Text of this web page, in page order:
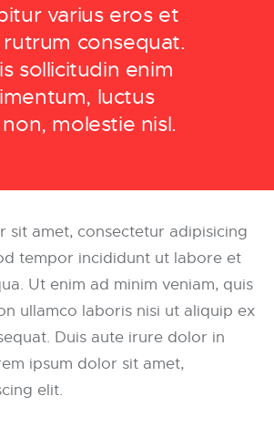
varius eros et
rutrum consequat.
sollicitudin enim
luctus
molestie nisl.
sit amet, consectetur adipisicing
tempor incididunt ut labore et
Ut enim ad minim veniam, quis
ullamco laboris nisi ut aliquip ex
Duis aute irure dolor in
ipsum dolor sit amet,
elit.